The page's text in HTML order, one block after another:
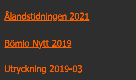
Ålandstidningen 2021
Bömlo Nytt 2019
Utryckning 2019-03